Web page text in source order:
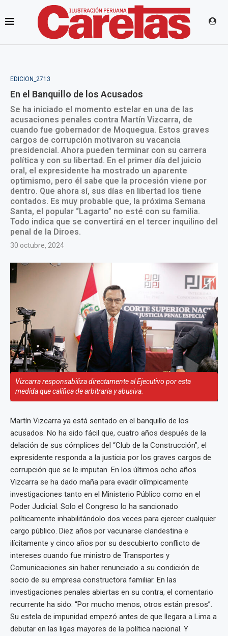
EDICION_2713
En el Banquillo de los Acusados
Se ha iniciado el momento estelar en una de las
acusaciones penales contra Martín Vizcarra, de
cuando fue gobernador de Moquegua. Estos graves
cargos de corrupción motivaron su vacancia
presidencial. Ahora pueden terminar con su carrera
política y con su libertad. En el primer día del juicio
oral, el expresidente ha mostrado un aparente
optimismo, pero él sabe que la procesión viene por
dentro. Que ahora sí, sus días en libertad los tiene
contados. Es muy probable que, la próxima Semana
Santa, el popular “Lagarto” no esté con su familia.
Todo indica que se convertirá en el tercer inquilino del
penal de la Diroes.
30 octubre, 2024
Vizcarra responsabiliza directamente al Ejecutivo por esta
medida que califica de arbitraria y abusiva.
Martín Vizcarra ya está sentado en el banquillo de los
acusados. No ha sido fácil que, cuatro años después de la
delación de sus cómplices del “Club de la Construcción”, el
expresidente responda a la justicia por los graves cargos de
corrupción que se le imputan. En los últimos ocho años
Vizcarra se ha dado maña para evadir olímpicamente
investigaciones tanto en el Ministerio Público como en el
Poder Judicial. Solo el Congreso lo ha sancionado
políticamente inhabilitándolo dos veces para ejercer cualquier
cargo público. Diez años por vacunarse clandestina e
ilícitamente y cinco años por su descubierto conflicto de
intereses cuando fue ministro de Transportes y
Comunicaciones sin haber renunciado a su condición de
socio de su empresa constructora familiar. En las
investigaciones penales abiertas en su contra, el comentario
recurrente ha sido: “Por mucho menos, otros están presos”.
Su estela de impunidad empezó antes de que llegara a Lima a
debutar en las ligas mayores de la política nacional. Y